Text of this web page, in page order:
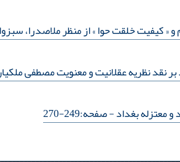
خلقت حوا » از منظر ملاصدرا،
بر نقد نظریه عقلانیت و معنویت مصطفی
معتزله بغداد- صفحه:249-270